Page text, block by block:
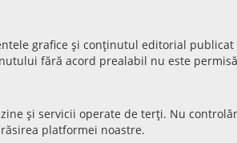
grafice și conținutul editorial
fără acord prealabil nu este
și servicii operate de terți. Nu
platformei noastre.